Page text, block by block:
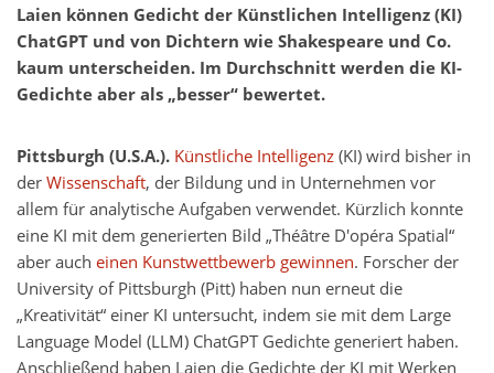
Laien können Gedicht der Künstlichen Intelligenz (KI)
ChatGPT und von Dichtern wie Shakespeare und Co.
kaum unterscheiden. Im Durchschnitt werden die KI-
Gedichte aber als „besser“ bewertet.
Pittsburgh (U.S.A.). Künstliche Intelligenz(KI) wird bisher in
derWissenschaft, der Bildung und in Unternehmen vor
allem für analytische Aufgaben verwendet. Kürzlich konnte
eine KI mit dem generierten Bild „Théâtre D'opéra Spatial“
aber auch einen Kunstwettbewerb gewinnen. Forscher der
University of Pittsburgh (Pitt) haben nun erneut die
„Kreativität“ einer KI untersucht, indem sie mit dem Large
Language Model (LLM) ChatGPT Gedichte generiert haben.
Anschließend haben Laien die Gedichte der KI mit Werken